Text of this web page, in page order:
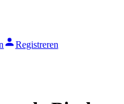
Registreren